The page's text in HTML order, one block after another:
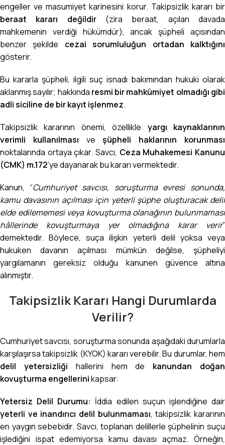
engeller ve masumiyet karinesini korur. Takipsizlik kararı bir
beraat kararı değildir(zira beraat, açılan davada
mahkemenin verdiği hükümdür), ancak şüpheli açısından
benzer şekilde cezai sorumluluğun ortadan kalktığını
gösterir.
Bu kararla şüpheli, ilgili suç isnadı bakımından hukuki olarak
aklanmış sayılır; hakkında resmi bir mahkûmiyet olmadığı gibi
adli siciline de bir kayıt işlenmez.
Takipsizlik kararının önemi, özellikle yargı kaynaklarının
verimli kullanılması veşüpheli haklarının korunması
noktalarında ortaya çıkar. Savcı, Ceza Muhakemesi Kanunu
(CMK) m.172’ye dayanarak bu kararı vermektedir.
Kanun, “Cumhuriyet savcısı, soruşturma evresi sonunda,
kamu davasının açılması için yeterli şüphe oluşturacak delil
elde edilememesi veya kovuşturma olanağının bulunmaması
hâllerinde kovuşturmaya yer olmadığına karar verir”
demektedir. Böylece, suça ilişkin yeterli delil yoksa veya
hukuken davanın açılması mümkün değilse, şüpheliyi
yargılamanın gereksiz olduğu kanunen güvence altına
alınmıştır.
Takipsizlik Kararı Hangi Durumlarda
Verilir?
Cumhuriyet savcısı, soruşturma sonunda aşağıdaki durumlarla
karşılaşırsa takipsizlik (KYOK) kararı verebilir. Bu durumlar, hem
delil yetersizliği hallerini hem de kanundan doğan
kovuşturma engellerinikapsar:
Yetersiz Delil Durumu: İddia edilen suçun işlendiğine dair
yeterli ve inandırıcı delil bulunmaması, takipsizlik kararının
en yaygın sebebidir. Savcı, toplanan delillerle şüphelinin suçu
işlediğini ispat edemiyorsa kamu davası açmaz. Örneğin,